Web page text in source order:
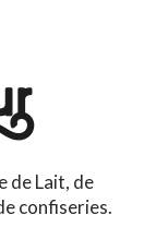
de Lait, de
confiseries.